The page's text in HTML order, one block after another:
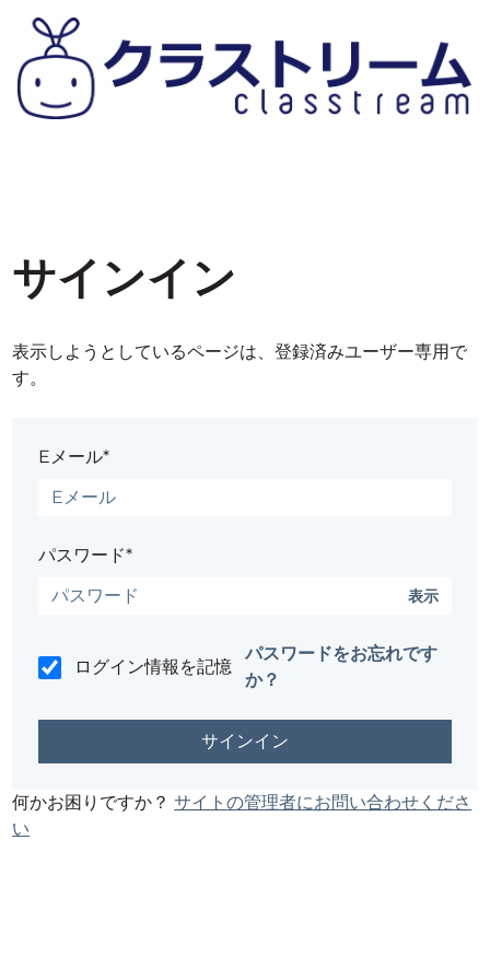
サインイン
表示しようとしているページは、登録済みユーザー専用で
す。
Eメール*
パスワード*
表示
ログイン情報を記憶
パスワードをお忘れです
か？
何かお困りですか？サイトの管理者にお問い合わせくださ
い